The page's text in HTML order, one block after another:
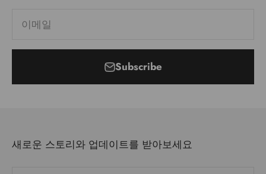
이메일
Subscribe
새로운 스토리와 업데이트를 받아보세요